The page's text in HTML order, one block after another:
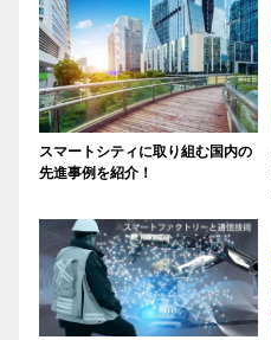
スマートシティに取り組む国内の
先進事例を紹介！